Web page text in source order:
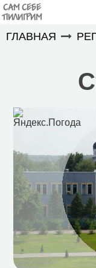
САМ СЕБЕ
ПИЛИГРИМ
ГЛАВНАЯ